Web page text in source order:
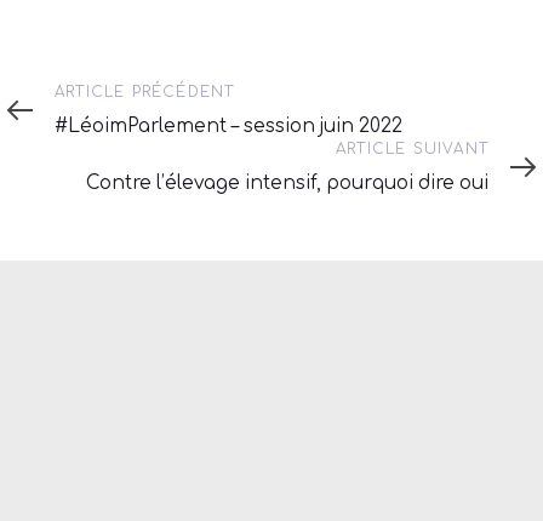
Article
précédent
ARTICLE PRÉCÉDENT
#LéoimParlement – session juin 2022
suivant
ARTICLE SUIVANT
Contre l’élevage intensif, pourquoi dire oui